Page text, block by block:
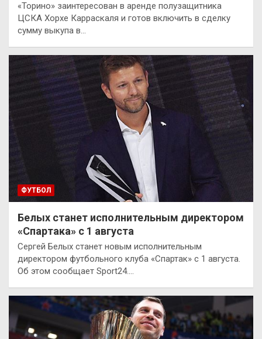
«Торино» заинтересован в аренде полузащитника
ЦСКА Хорхе Карраскаля и готов включить в сделку
сумму выкупа в…
ФУТБОЛ
Белых станет исполнительным директором
«Спартака» с 1 августа
Сергей Белых станет новым исполнительным
директором футбольного клуба «Спартак» с 1 августа.
Об этом сообщает Sport24.…